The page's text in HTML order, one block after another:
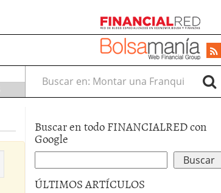
Buscar en:
Buscar en todo FINANCIALRED con
Google
ÚLTIMOS ARTÍCULOS